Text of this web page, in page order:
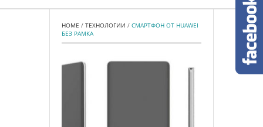
HOME / ТЕХНОЛОГИИ / СМАРТФОН ОТ HUAWEI
БЕЗ РАМКА